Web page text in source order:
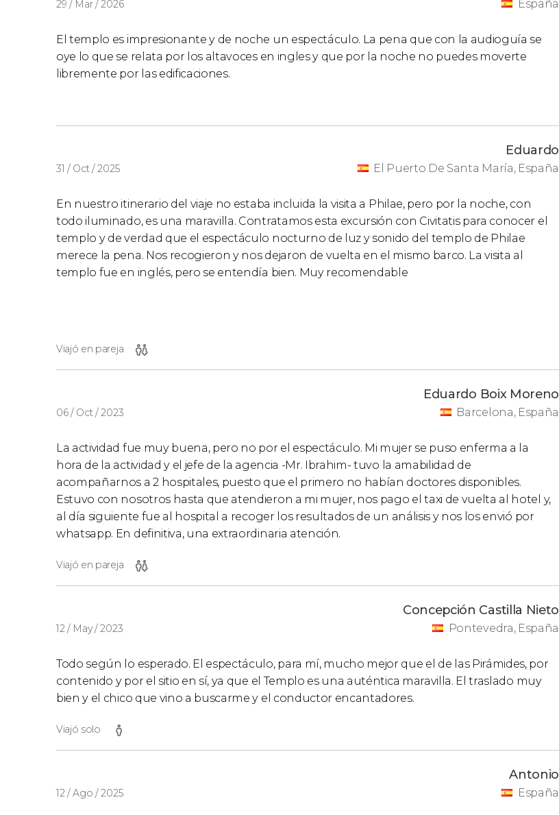
29 / Mar / 2026 España
El templo es impresionante y de noche un espectáculo. La pena que con la audioguía se
oye lo que se relata por los altavoces en ingles y que por la noche no puedes moverte
libremente por las edificaciones.
31 / Oct / 2025
Eduardo
El Puerto De Santa María, España
En nuestro itinerario del viaje no estaba incluida la visita a Philae, pero por la noche, con
todo iluminado, es una maravilla. Contratamos esta excursión con Civitatis para conocer el
templo y de verdad que el espectáculo nocturno de luz y sonido del templo de Philae
merece la pena. Nos recogieron y nos dejaron de vuelta en el mismo barco. La visita al
templo fue en inglés, pero se entendía bien. Muy recomendable
Viajó en pareja
06 / Oct / 2023
Eduardo Boix Moreno
Barcelona, España
La actividad fue muy buena, pero no por el espectáculo. Mi mujer se puso enferma a la
hora de la actividad y el jefe de la agencia -Mr. Ibrahim- tuvo la amabilidad de
acompañarnos a 2 hospitales, puesto que el primero no habían doctores disponibles.
Estuvo con nosotros hasta que atendieron a mi mujer, nos pago el taxi de vuelta al hotel y,
al día siguiente fue al hospital a recoger los resultados de un análisis y nos los envió por
whatsapp. En definitiva, una extraordinaria atención.
Viajó en pareja
12 / May / 2023
Concepción Castilla Nieto
Pontevedra, España
Todo según lo esperado. El espectáculo, para mí, mucho mejor que el de las Pirámides, por
contenido y por el sitio en sí, ya que el Templo es una auténtica maravilla. El traslado muy
bien y el chico que vino a buscarme y el conductor encantadores.
Viajó solo
12 / Ago / 2025
Antonio
España